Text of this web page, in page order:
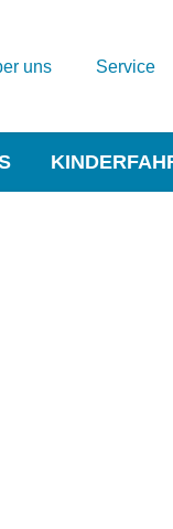
uns Service